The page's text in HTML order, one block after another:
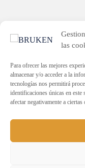
las
Para ofrecer las mejores
almacenar y/o acceder a la
tecnologías nos permitirá
identificaciones únicas en
afectar negativamente a
PLAN
Subvenció dirigida a
afectats per la DANA.
Import rebut: 30.000€